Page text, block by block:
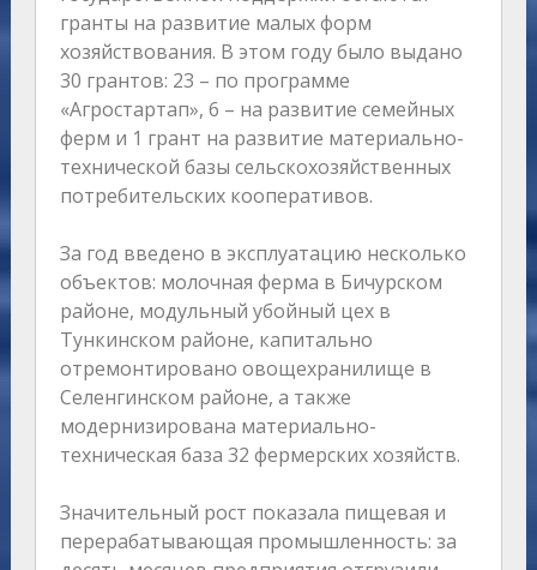
гранты на развитие малых форм
хозяйствования. В этом году было выдано
30 грантов: 23 – по программе
«Агростартап», 6 – на развитие семейных
ферм и 1 грант на развитие материально-
технической базы сельскохозяйственных
потребительских кооперативов.
За год введено в эксплуатацию несколько
объектов: молочная ферма в Бичурском
районе, модульный убойный цех в
Тункинском районе, капитально
отремонтировано овощехранилище в
Селенгинском районе, а также
модернизирована материально-
техническая база 32 фермерских хозяйств.
Значительный рост показала пищевая и
перерабатывающая промышленность: за